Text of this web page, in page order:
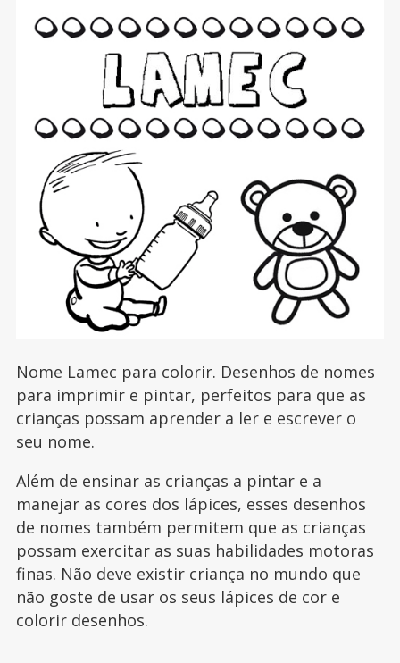
Nome Lamec para colorir. Desenhos de nomes
para imprimir e pintar, perfeitos para que as
crianças possam aprender a ler e escrever o
seu nome.
Além de ensinar as crianças a pintar e a
manejar as cores dos lápices, esses desenhos
de nomes também permitem que as crianças
possam exercitar as suas habilidades motoras
finas. Não deve existir criança no mundo que
não goste de usar os seus lápices de cor e
colorir desenhos.